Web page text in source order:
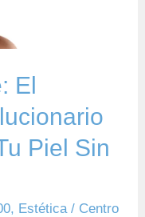
El
Piel Sin
, Estética / Centro